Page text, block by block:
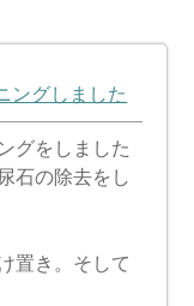
ングしました
グをしました
石の除去をし
置き。そして